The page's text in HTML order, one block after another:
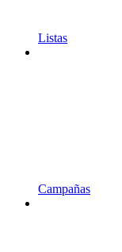
Listas
Campañas